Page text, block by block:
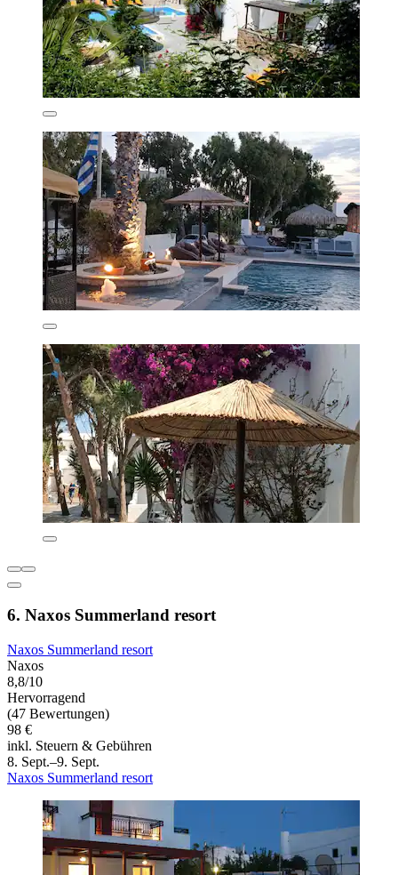
6. Naxos Summerland resort
Naxos Summerland resort
Naxos
8,8/10
Hervorragend
(47 Bewertungen)
98 €
inkl. Steuern & Gebühren
8. Sept.–9. Sept.
Naxos Summerland resort